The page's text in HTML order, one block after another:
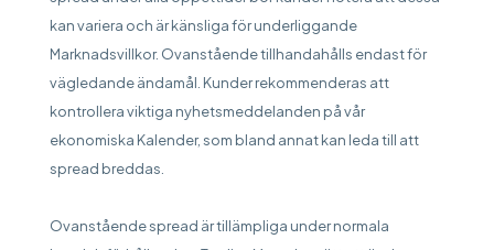
kan variera och är känsliga för underliggande
Marknadsvillkor. Ovanstående tillhandahålls endast för
vägledande ändamål. Kunder rekommenderas att
kontrollera viktiga nyhetsmeddelanden på vår
ekonomiska Kalender, som bland annat kan leda till att
spread breddas.
Ovanstående spread är tillämpliga under normala